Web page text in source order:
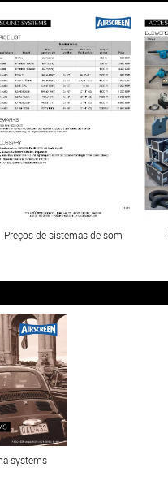
Preços de sistemas de som
systems